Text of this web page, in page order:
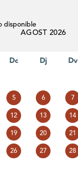
disponible
AGOST 2026
Dc Dj Dv
5 6 7
12 13 14
19 20 21
26 27 28